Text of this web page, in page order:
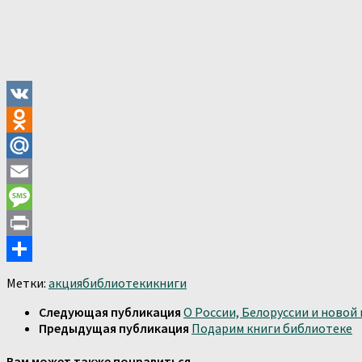
VK
Odnoklassniki
Mail.Ru
Email
Message
Print
Метки: акциябиблиотекикниги
Следующая публикация О России, Белоруссии и новой
Предыдущая публикация Подарим книги библиотеке